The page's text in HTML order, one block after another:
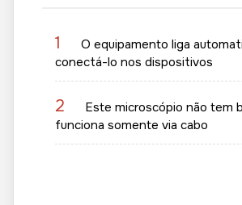
1
O equipamento liga
conectá-lo nos dispositivos
2
Este microscópio não tem
funciona somente via cabo